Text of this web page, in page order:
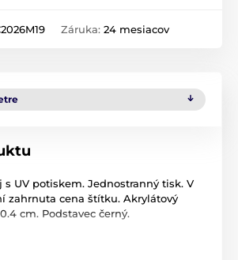
Záruka: 24 mesiacov
s UV potiskem. Jednostranný tisk. V
zahrnuta cena štítku. Akrylátový
cm. Podstavec černý.